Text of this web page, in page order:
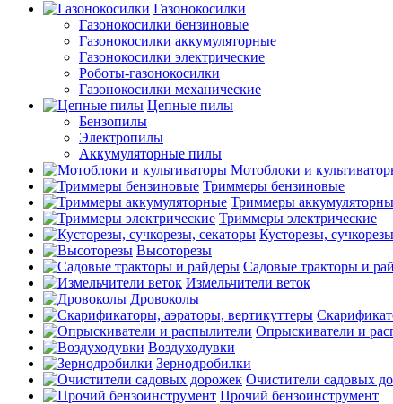
Газонокосилки
Газонокосилки бензиновые
Газонокосилки аккумуляторные
Газонокосилки электрические
Роботы-газонокосилки
Газонокосилки механические
Цепные пилы
Бензопилы
Электропилы
Аккумуляторные пилы
Мотоблоки и
Триммеры бензиновые
Триммеры
Триммеры электрические
Кусторезы,
Высоторезы
Садовые тракторы и
Измельчители веток
Дровоколы
Опрыскиватели и
Воздуходувки
Зернодробилки
Очистители садовых
Прочий бензоинструмент